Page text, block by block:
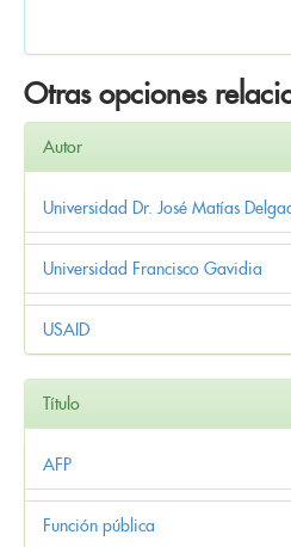
Otras opciones
Autor
Universidad Dr. José Matías
Universidad Francisco Gavidia
USAID
Título
AFP
Función pública